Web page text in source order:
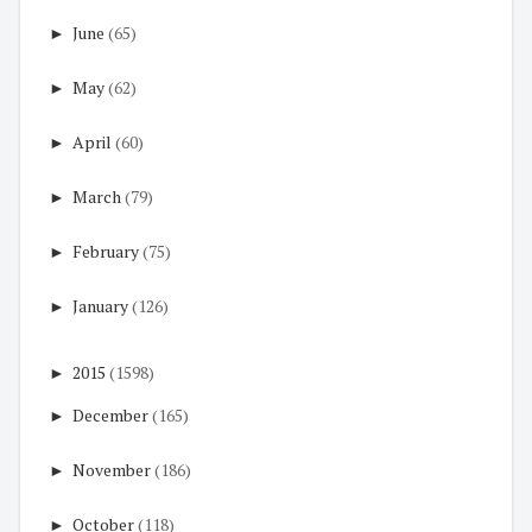
► June (65)
► May(62)
► April (60)
► March (79)
► February(75)
► January(126)
► 2015 (1598)
► December(165)
► November(186)
► October(118)